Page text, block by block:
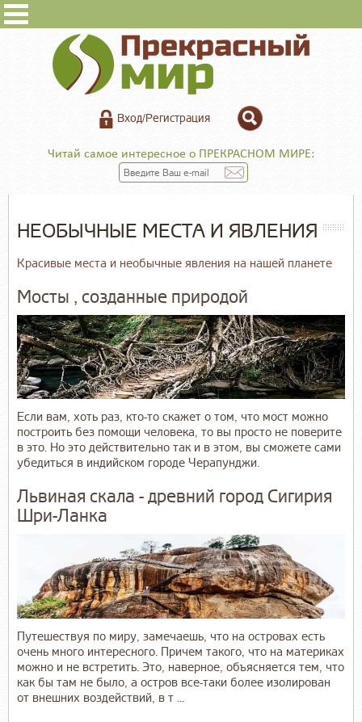
Вход/Регистрация
Читай самое интересное о ПРЕКРАСНОМ МИРЕ:
НЕОБЫЧНЫЕ МЕСТА И ЯВЛЕНИЯ
Красивые места и необычные явления на нашей планете
Мосты , созданные природой
Если вам, хоть раз, кто-то скажет о том, что мост можно
построить без помощи человека, то вы просто не поверите
в это. Но это действительно так и в этом, вы сможете сами
убедиться в индийском городе Черапунджи.
Львиная скала - древний город Сигирия
Шри-Ланка
Путешествуя по миру, замечаешь, что на островах есть
очень много интересного. Причем такого, что на материках
можно и не встретить. Это, наверное, объясняется тем, что
как бы там не было, а остров все-таки более изолирован
от внешних воздействий, в т ...